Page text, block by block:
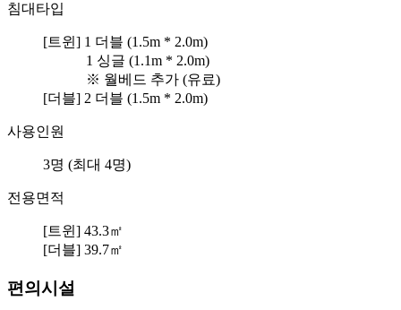
침대타입
[트윈] 1 더블 (1.5m * 2.0m)
1 싱글 (1.1m * 2.0m)
※ 월베드 추가 (유료)
[더블] 2 더블 (1.5m * 2.0m)
사용인원
3명 (최대 4명)
전용면적
[트윈] 43.3㎡
[더블] 39.7㎡
편의시설